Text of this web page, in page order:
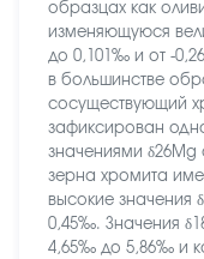
образцах как
изменяющуюся
до 0,101‰ и от -
в большинстве
сосуществующий
зафиксирован
значениями
зерна хромита
высокие значения
0,45‰. Значения
4,65‰ до 5,86‰ и